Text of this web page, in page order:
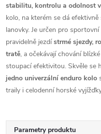
stabilitu, kontrolu a odolnost
kolo, na kterém se dá
lanovky. Je určen pro
pravidelně jezdístrmé sjezdy,
tratě, a očekávají chování
stoupací efektivitou. Skvěle se
jedno univerzální enduro kolo
traily i celodenní horské
Parametry produktu